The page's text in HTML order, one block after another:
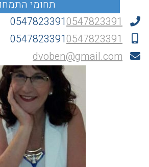
05478233910547823391
05478233910547823391
dvoben@gmail.com